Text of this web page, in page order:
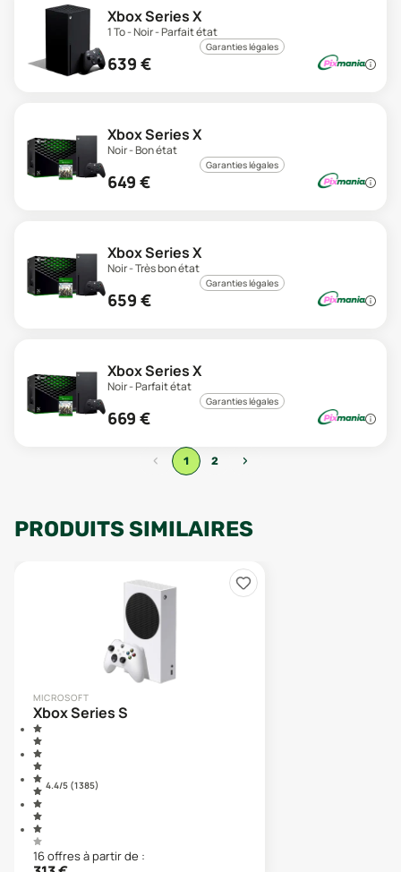
Xbox Series X
1 To - Noir - Parfait état
Garanties légales
639 €
Xbox Series X
Noir - Bon état
Garanties légales
649 €
Xbox Series X
Noir - Très bon état
Garanties légales
659 €
Xbox Series X
Noir - Parfait état
Garanties légales
669 €
‹ 1 2 ›
PRODUITS SIMILAIRES
MICROSOFT
Xbox Series S
4.4/5 (1 385)
16offresà partir de :